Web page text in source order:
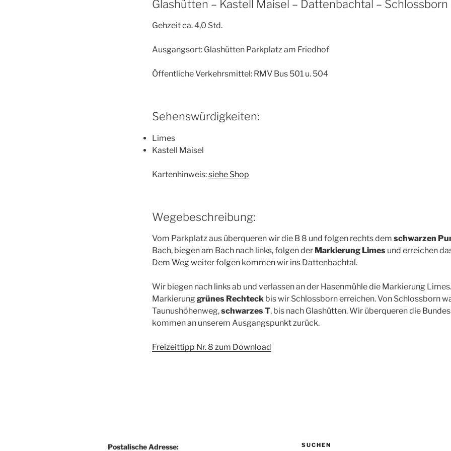
Glashütten – Kastell Maisel – Dattenbachtal – Schlossborn
Gehzeit ca. 4,0 Std.
Ausgangsort: Glashütten Parkplatz am Friedhof
Öffentliche Verkehrsmittel: RMV Bus 501 u. 504
Sehenswürdigkeiten:
Limes
Kastell Maisel
Kartenhinweis:siehe Shop
Wegebeschreibung:
Vom Parkplatz aus überqueren wir die B 8 und folgen rechts dem schwarzen
Bach, biegen am Bach nach links, folgen der Markierung Limes und erreichen
Dem Weg weiter folgen kommen wir ins Dattenbachtal.
Wir biegen nach links ab und verlassen an der Hasenmühle die Markierung
Markierung grünes Rechteck bis wir Schlossborn erreichen. Von Schlossborn
Taunushöhenweg,schwarzes T, bis nach Glashütten. Wir überqueren die
kommen an unserem Ausgangspunkt zurück.
Freizeittipp Nr. 8 zum Download
Postalische Adresse: SUCHEN